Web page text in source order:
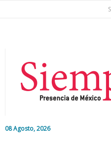
08 Agosto, 2026